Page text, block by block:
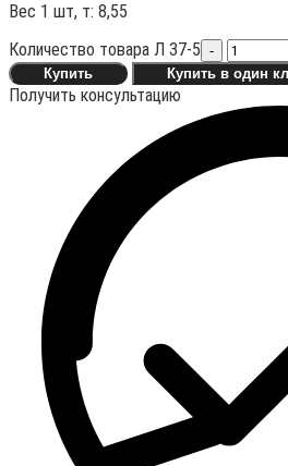
Вес 1 шт, т: 8,55
Количество товара Л 37-5 -
Купить
Купить в один
Получить консультацию